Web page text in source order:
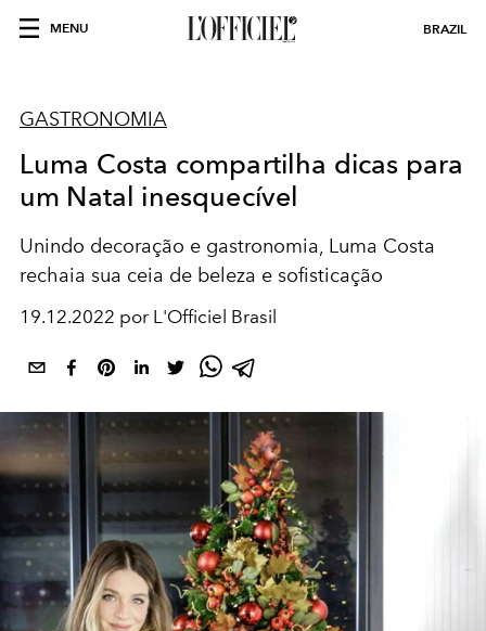
MENU BRAZIL
GASTRONOMIA
Luma Costa compartilha dicas para
um Natal inesquecível
Unindo decoração e gastronomia, Luma Costa
rechaia sua ceia de beleza e sofisticação
19.12.2022 por L'Officiel Brasil